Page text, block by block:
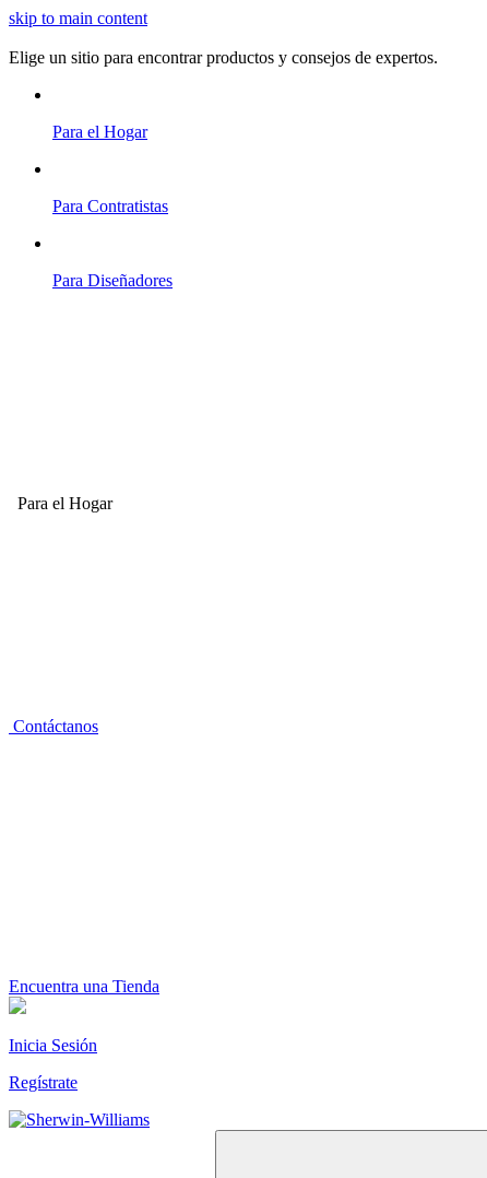
skip to main content
Elige un sitio para encontrar productos y consejos de expertos.
Para el Hogar
Para Contratistas
Para Diseñadores
Para el Hogar
Contáctanos
Encuentra una Tienda
Inicia Sesión
Regístrate